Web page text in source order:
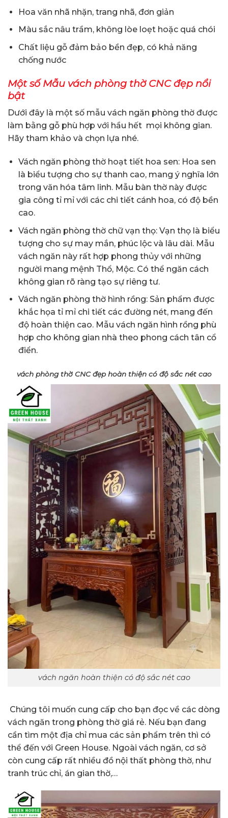
Hoa văn nhã nhặn, trang nhã, đơn giản
Màu sắc nâu trầm, không lòe loẹt hoặc quá chói
Chất liệu gỗ đảm bảo bền đẹp, có khả năng
chống nước
Một số Mẫu vách phòng thờ CNC đẹp nổi
bật
Dưới đây là một số mẫu vách ngăn phòng thờ được
làm bằng gỗ phù hợp với hầu hết mọi không gian.
Hãy tham khảo và chọn lựa nhé.
Vách ngăn phòng thờ hoạt tiết hoa sen: Hoa sen
là biểu tượng cho sự thanh cao, mang ý nghĩa lớn
trong văn hóa tâm linh. Mẫu bàn thờ này được
gia công tỉ mỉ với các chi tiết cánh hoa, có độ bền
cao.
Vách ngăn phòng thờ chữ vạn thọ: Vạn thọ là biểu
tượng cho sự may mắn, phúc lộc và lâu dài. Mẫu
vách ngăn này rất hợp phong thủy với những
người mang mệnh Thổ, Mộc. Có thể ngăn cách
không gian rõ ràng tạo sự riêng tư.
Vách ngăn phòng thờ hình rồng: Sản phẩm được
khắc họa tỉ mỉ chi tiết các đường nét, mang đến
độ hoàn thiện cao. Mẫu vách ngăn hình rồng phù
hợp cho không gian nhà theo phong cách tân cổ
điển.
vách phòng thờ CNC đẹp hoàn thiện có độ sắc nét cao
vách ngăn hoàn thiện có độ sắc nét cao
Chúng tôi muốn cung cấp cho bạn đọc về các dòng
vách ngăn trong phòng thờ giá rẻ. Nếu bạn đang
cần tìm một địa chỉ mua các sản phẩm trên thì có
thể đến với Green House. Ngoài vách ngăn, cơ sở
còn cung cấp rất nhiều đồ nội thất phòng thờ, như
tranh trúc chỉ, án gian thờ,…